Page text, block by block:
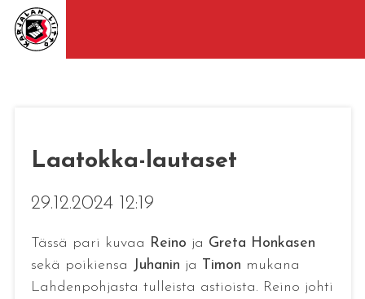
Laatokka-lautaset
29.12.2024 12:19
Tässä pari kuvaa Reino ja Greta Honkasen
sekä poikiensa Juhanin ja Timon mukana
Lahdenpohjasta tulleista astioista. Reino johti